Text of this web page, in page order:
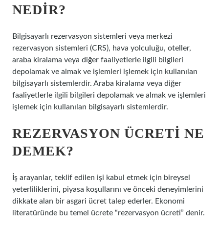
NEDIR?
Bilgisayarlı rezervasyon sistemleri veya merkezi
rezervasyon sistemleri (CRS), hava yolculuğu, oteller,
araba kiralama veya diğer faaliyetlerle ilgili bilgileri
depolamak ve almak ve işlemleri işlemek için kullanılan
bilgisayarlı sistemlerdir. Araba kiralama veya diğer
faaliyetlerle ilgili bilgileri depolamak ve almak ve işlemleri
işlemek için kullanılan bilgisayarlı sistemlerdir.
REZERVASYON ÜCRETI NE
DEMEK?
İş arayanlar, teklif edilen işi kabul etmek için bireysel
yeterliliklerini, piyasa koşullarını ve önceki deneyimlerini
dikkate alan bir asgari ücret talep ederler. Ekonomi
literatüründe bu temel ücrete “rezervasyon ücreti” denir.